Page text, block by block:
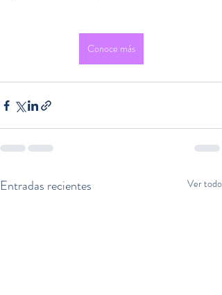
Conoce más
Entradas recientes Ver todo